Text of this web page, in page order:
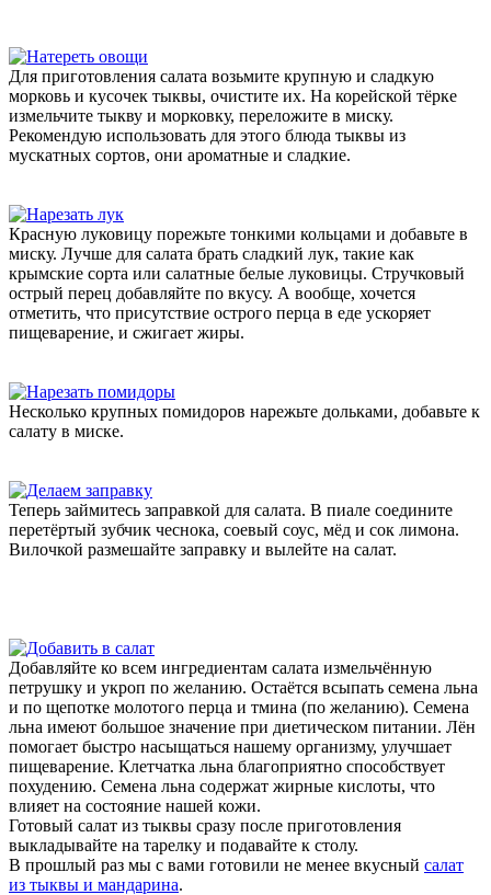
Для приготовления салата возьмите крупную и сладкую
морковь и кусочек тыквы, очистите их. На корейской тёрке
измельчите тыкву и морковку, переложите в миску.
Рекомендую использовать для этого блюда тыквы из
мускатных сортов, они ароматные и сладкие.
Красную луковицу порежьте тонкими кольцами и добавьте в
миску. Лучше для салата брать сладкий лук, такие как
крымские сорта или салатные белые луковицы. Стручковый
острый перец добавляйте по вкусу. А вообще, хочется
отметить, что присутствие острого перца в еде ускоряет
пищеварение, и сжигает жиры.
Несколько крупных помидоров нарежьте дольками, добавьте к
салату в миске.
Теперь займитесь заправкой для салата. В пиале соедините
перетёртый зубчик чеснока, соевый соус, мёд и сок лимона.
Вилочкой размешайте заправку и вылейте на салат.
Добавляйте ко всем ингредиентам салата измельчённую
петрушку и укроп по желанию. Остаётся всыпать семена льна
и по щепотке молотого перца и тмина (по желанию). Семена
льна имеют большое значение при диетическом питании. Лён
помогает быстро насыщаться нашему организму, улучшает
пищеварение. Клетчатка льна благоприятно способствует
похудению. Семена льна содержат жирные кислоты, что
влияет на состояние нашей кожи.
Готовый салат из тыквы сразу после приготовления
выкладывайте на тарелку и подавайте к столу.
В прошлый раз мы с вами готовили не менее вкусный салат
из тыквы и мандарина.